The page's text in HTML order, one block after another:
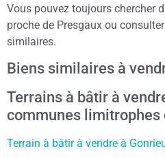
Vous pouvez toujours chercher
proche de Presgaux ou
similaires.
Biens similaires à
Terrains à bâtir à
communes limitrophes
Terrain à bâtir à vendre à